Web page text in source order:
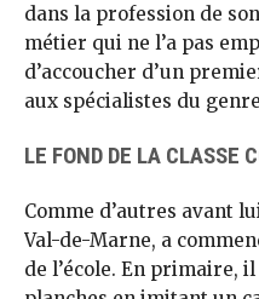
dans la profession de
métier qui ne l’a pas
d’accoucher d’un
aux spécialistes du
LE FOND DE LA CLASSE
Comme d’autres avant
Val-de-Marne, a
de l’école. En primaire,